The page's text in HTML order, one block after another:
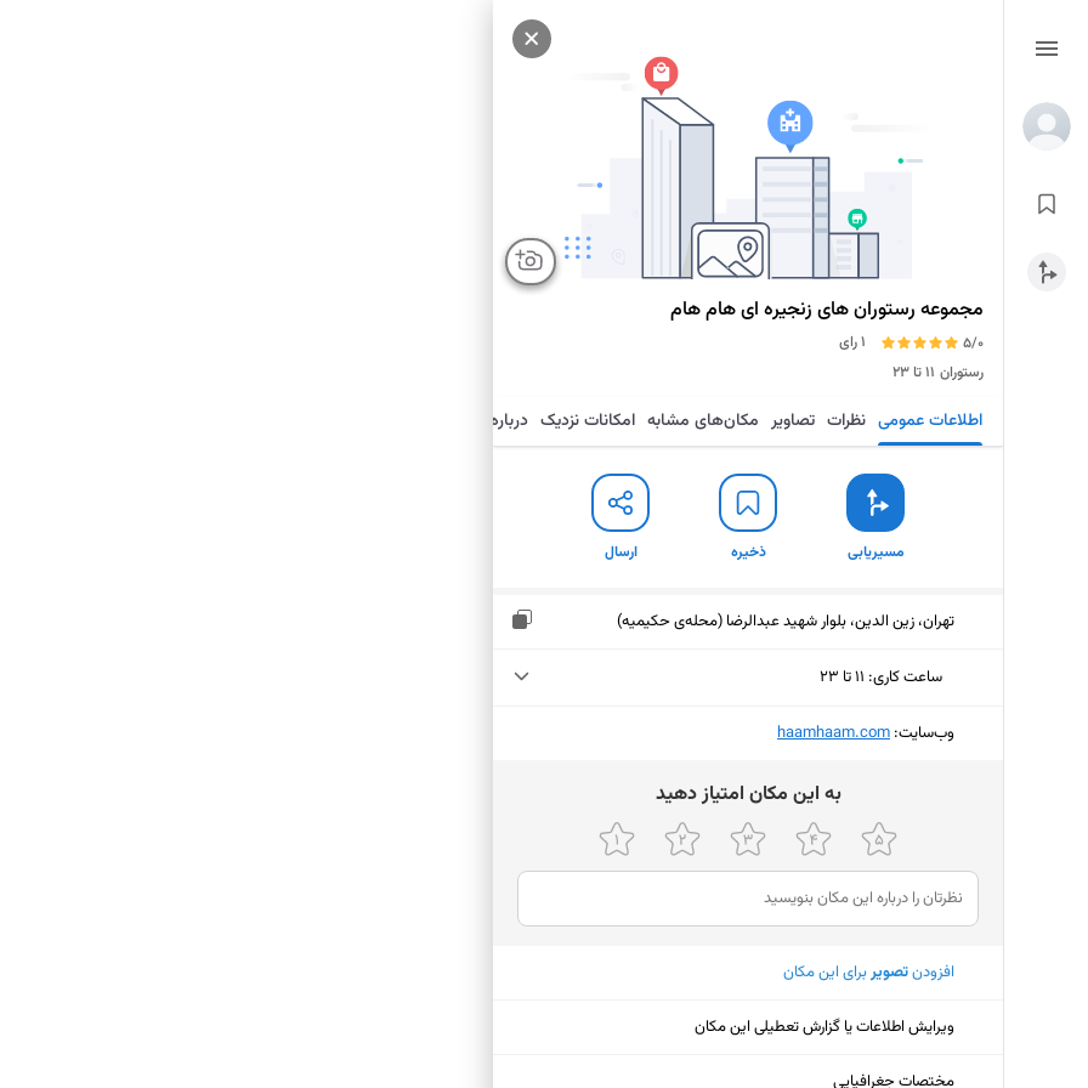
مجموعه رستوران های زنجیره ای هام هام
5/0
1 رای
رستوران ۱۱ تا ۲۳
اطلاعات عمومی نظرات تصاویر مکان‌های مشابه امکانات نزدیک درباره
مسیریابی ذخیره ارسال
تهران، زین الدین، بلوار شهید عبدالرضا (محله‌ی حکیمیه)
ساعت کاری: ۱۱ تا ۲۳
یکشنبه (امروز)
چهارشنبه
۱۱ تا ۲۳
پنجشنبه
۱۱ تا ۲۳
جمعه
شنبه
وب‌سایت: ‎haamhaam.com
ﺑﻪ اﯾﻦ ﻣﮑﺎن اﻣﺘﯿﺎز دﻫﯿﺪ
افزودنتصویربرای این مکان
ویرایش اطلاعات یا گزارش تعطیلی این مکان
مختصات جغرافیایی